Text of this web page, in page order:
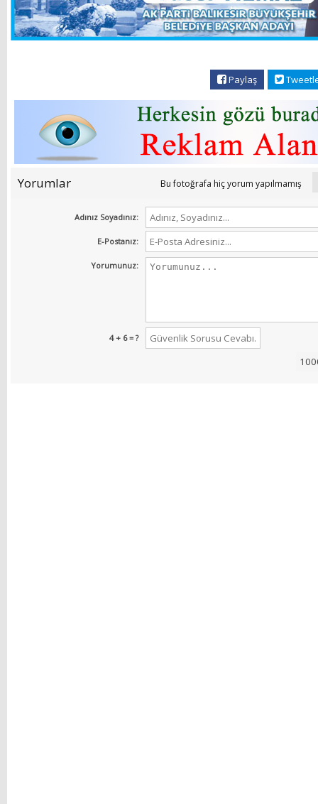
Paylaş
Yorumlar Bu fotoğrafa hiç yorum yapılmamış
Adınız Soyadınız:
E-Postanız:
Yorumunuz:
4 + 6 = ?